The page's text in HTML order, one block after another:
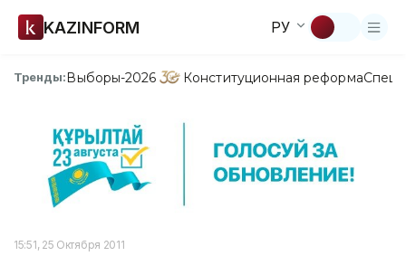
KAZINFORM РУ
Тренды:Выборы-2026 Конституционная реформа
15:51, 25 Октября 2011